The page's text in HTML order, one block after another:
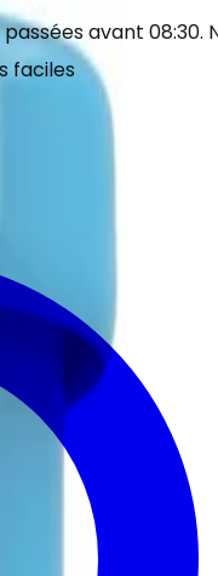
avant 08:30.
faciles